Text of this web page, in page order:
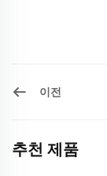
이전
추천 제품